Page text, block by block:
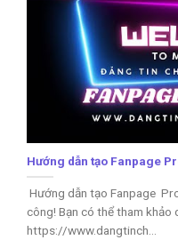
Hướng dẫn tạo Fanpage
Hướng dẫn tạo Fanpage
công! Bạn có thể tham khảo
https://www.dangtinch...